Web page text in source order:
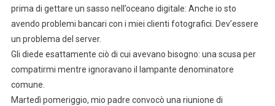
prima di gettare un sasso nell’oceano digitale: Anche io sto
avendo problemi bancari con i miei clienti fotografici. Dev’essere
un problema del server.
Gli diede esattamente ciò di cui avevano bisogno: una scusa per
compatirmi mentre ignoravano il lampante denominatore
comune.
Martedì pomeriggio, mio padre convocò una riunione di